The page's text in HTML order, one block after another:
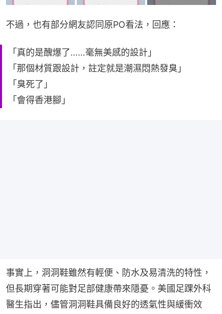
不過，也有部分網友認同原PO看法，回應：
「真的是醜爆了……毫無美感的設計」
「那個材質跟設計，註定就是潮濕悶熱發臭」
「臭死了」
「會得香港腳」
事實上，洞洞鞋雖然有輕便、防水及易清洗的特性，
但長期穿著可能對足部健康帶來隱憂。美國足踝外科
醫生指出，儘管洞洞鞋具備良好的透氣性與緩衝效